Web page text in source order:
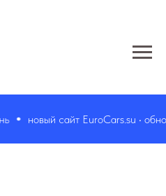
новый сайт EuroCars.su •